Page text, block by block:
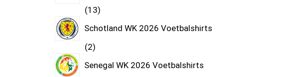
13
Schotland WK 2026 Voetbalshirts
2
Senegal WK 2026 Voetbalshirts